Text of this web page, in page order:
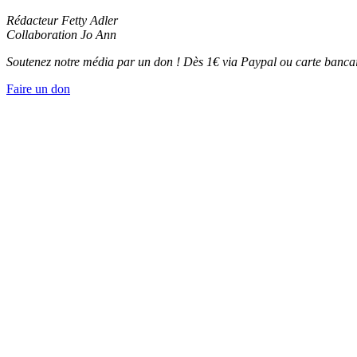
Rédacteur Fetty Adler
Collaboration Jo Ann
Soutenez notre média par un don ! Dès 1€ via Paypal ou carte
Faire un don